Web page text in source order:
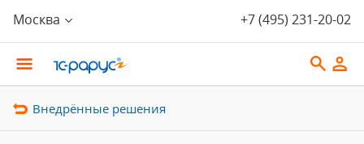
Москва +7 (495) 231-20-02
Внедрённые решения